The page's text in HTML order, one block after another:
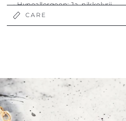
• Hypoallergeen: Ja, nikkelvrij
• Kleur: Goud/zilver
• Lengte:
CARE